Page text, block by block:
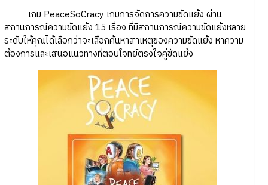
เกม PeaceSoCracy เกมการจัดการความขัดแย้ง ผ่าน
สถานการณ์ความขัดแย้ง 15 เรื่อง ที่มีสถานการณ์ความขัดแย้งหลาย
ระดับให้คุณได้เลือกว่าจะเลือกค้นหาสาเหตุของความขัดแย้ง หาความ
ต้องการและเสนอแนวทางที่ตอบโจทย์ตรงใจคู่ขัดแย้ง